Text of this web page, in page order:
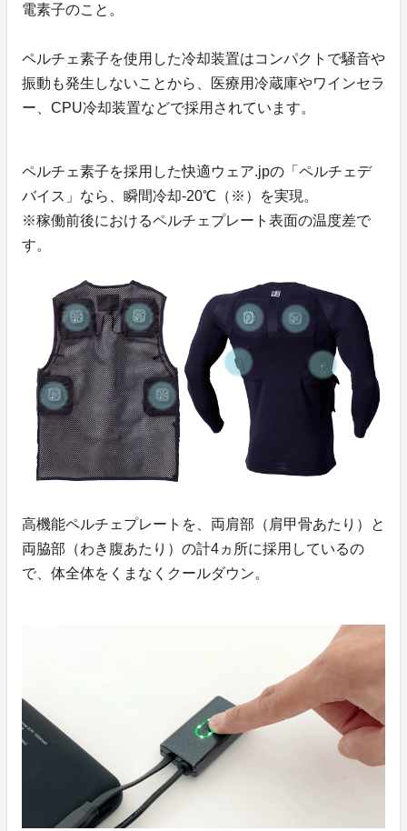
電素子のこと。
ペルチェ素子を使用した冷却装置はコンパクトで騒音や
振動も発生しないことから、医療用冷蔵庫やワインセラ
ー、CPU冷却装置などで採用されています。
ペルチェ素子を採用した快適ウェア.jpの「ペルチェデ
バイス」なら、瞬間冷却-20℃（※）を実現。
※稼働前後におけるペルチェプレート表面の温度差で
す。
高機能ペルチェプレートを、両肩部（肩甲骨あたり）と
両脇部（わき腹あたり）の計4ヵ所に採用しているの
で、体全体をくまなくクールダウン。